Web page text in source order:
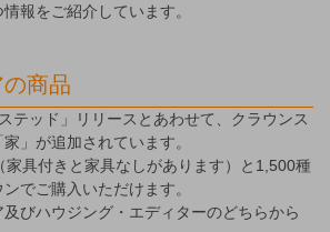
報をご紹介しています。
商品
テッド」リリースとあわせて、クラウンス
」が追加されています。
家具付きと家具なしがあります）と1,500種
でご購入いただけます。
びハウジング・エディターのどちらから